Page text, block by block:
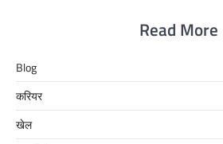
Read More
Blog
करियर
खेल